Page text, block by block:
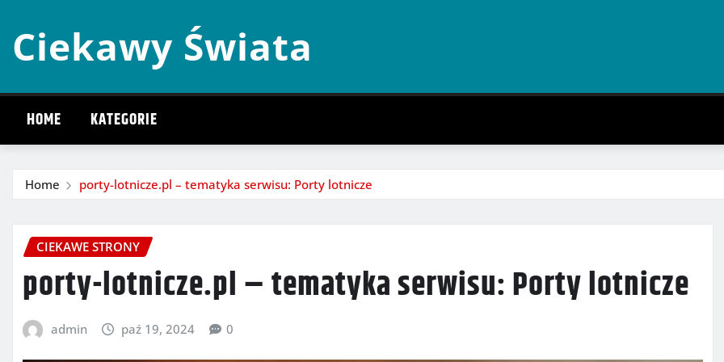
content
Ciekawy Świata
HOME KATEGORIE
Home porty-lotnicze.pl – tematyka serwisu: Porty lotnicze
CIEKAWE STRONY
porty-lotnicze.pl – tematyka serwisu: Porty lotnicze
admin paź 19, 2024 0